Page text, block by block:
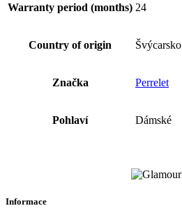
Warranty period (months) 24
Country of origin Švýcarsko
Značka Perrelet
Pohlaví Dámské
Informace